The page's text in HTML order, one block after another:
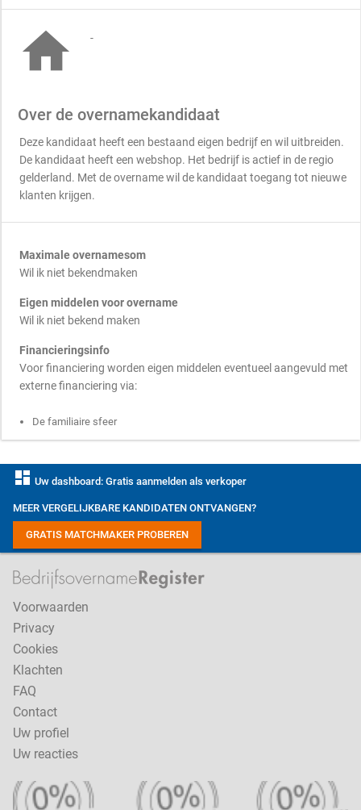
 -
Over de overnamekandidaat
Deze kandidaat heeft een bestaand eigen bedrijf en wil uitbreiden.
De kandidaat heeft een webshop. Het bedrijf is actief in de regio
gelderland. Met de overname wil de kandidaat toegang tot nieuwe
klanten krijgen.
Maximale overnamesom
Wil ik niet bekendmaken
Eigen middelen voor overname
Wil ik niet bekend maken
Financieringsinfo
Voor financiering worden eigen middelen eventueel aangevuld met
externe financiering via:
De familiaire sfeer
dashboard Uw dashboard: Gratis aanmelden als verkoper
MEER VERGELIJKBARE KANDIDATEN ONTVANGEN?
GRATIS MATCHMAKER PROBEREN
Voorwaarden
Privacy
Cookies
Klachten
FAQ
Contact
Uw profiel
Uw reacties